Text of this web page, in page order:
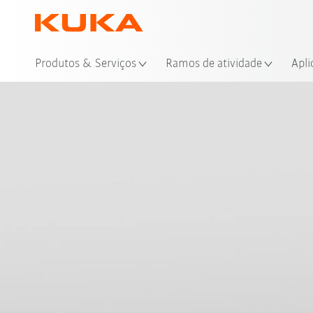
Produtos & Serviços Ramos de atividade